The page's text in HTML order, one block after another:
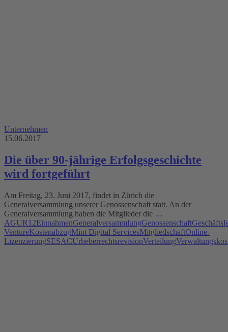
Unternehmen
15.06.2017
Die über 90-jährige Erfolgsgeschichte
wird fortgeführt
Am Freitag, 23. Juni 2017, findet in Zürich die
Generalversammlung unserer Genossenschaft statt. An der
Generalversammlung haben die Mitglieder die …
AGUR12EinnahmenGeneralversammlungGenossenschaft
VentureKostenabzugMint Digital ServicesMitgliedschaftOnline-
LizenzierungSESACUrheberrechtsrevisionVerteilung